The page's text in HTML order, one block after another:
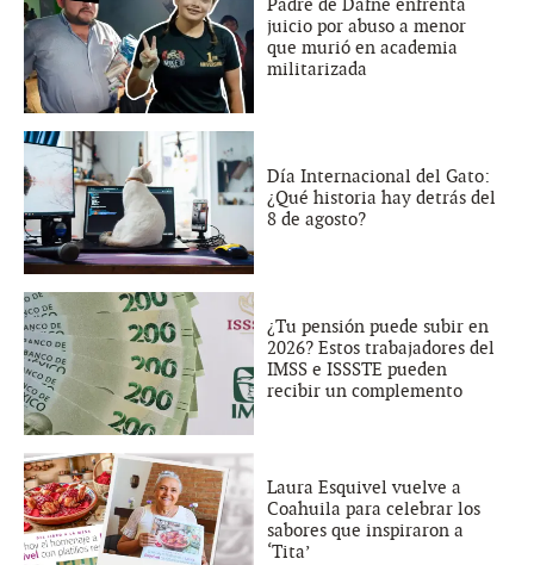
Padre de Dafne enfrenta
juicio por abuso a menor
que murió en academia
militarizada
Día Internacional del Gato:
¿Qué historia hay detrás del
8 de agosto?
¿Tu pensión puede subir en
2026? Estos trabajadores del
IMSS e ISSSTE pueden
recibir un complemento
Laura Esquivel vuelve a
Coahuila para celebrar los
sabores que inspiraron a
‘Tita’